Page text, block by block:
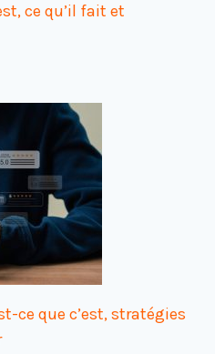
ce qu’il fait et
ce que c’est, stratégies